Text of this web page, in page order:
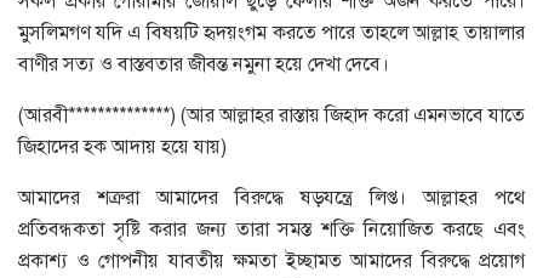
মুসলিমগণ যদি এ বিষয়টি হৃদয়ংগম করতে পারে তাহলে আল্লাহ তায়ালার
বাণীর সত্য ও বাস্তবতার জীবন্ত নমুনা হয়ে দেখা দেবে।
(আরবী**************) (আর আল্লাহর রাস্তায় জিহাদ করো এমনভাবে যাতে
জিহাদের হক আদায় হয়ে যায়)
আমাদের শত্রুরা আমাদের বিরুদ্ধে ষড়যন্ত্রে লিপ্ত। আল্লাহর পথে
প্রতিবন্ধকতা সৃষ্টি করার জন্য তারা সমস্ত শক্তি নিয়োজিত করছে এবং
প্রকাশ্য ও গোপনীয় যাবতীয় ক্ষমতা ইচ্ছামত আমাদের বিরুদ্ধে প্রয়োগ